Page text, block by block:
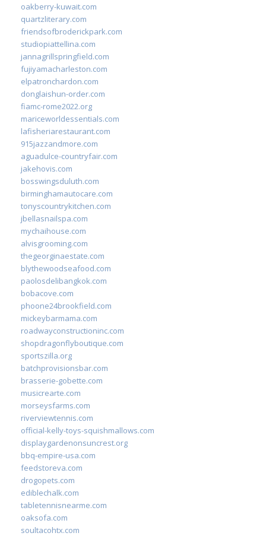
oakberry-kuwait.com
quartzliterary.com
friendsofbroderickpark.com
studiopiattellina.com
jannagrillspringfield.com
fujiyamacharleston.com
elpatronchardon.com
donglaishun-order.com
fiamc-rome2022.org
mariceworldessentials.com
lafisheriarestaurant.com
915jazzandmore.com
aguadulce-countryfair.com
jakehovis.com
bosswingsduluth.com
birminghamautocare.com
tonyscountrykitchen.com
jbellasnailspa.com
mychaihouse.com
alvisgrooming.com
thegeorginaestate.com
blythewoodseafood.com
paolosdelibangkok.com
bobacove.com
phoone24brookfield.com
mickeybarmama.com
roadwayconstructioninc.com
shopdragonflyboutique.com
sportszilla.org
batchprovisionsbar.com
brasserie-gobette.com
musicrearte.com
morseysfarms.com
riverviewtennis.com
official-kelly-toys-squishmallows.com
displaygardenonsuncrest.org
bbq-empire-usa.com
feedstoreva.com
drogopets.com
ediblechalk.com
tabletennisnearme.com
oaksofa.com
soultacohtx.com